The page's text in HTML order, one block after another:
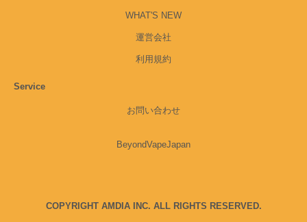
WHAT'S NEW
運営会社
利用規約
Service
お問い合わせ
BeyondVapeJapan
COPYRIGHT AMDIA INC. ALL RIGHTS RESERVED.